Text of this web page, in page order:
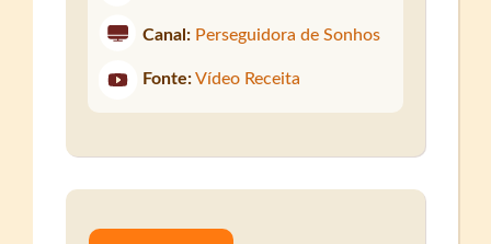
Canal: Perseguidora de Sonhos
Fonte: Vídeo Receita